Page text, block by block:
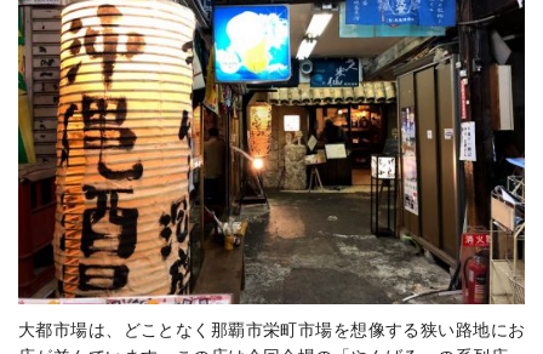
大都市場は、どことなく那覇市栄町市場を想像する狭い路地にお